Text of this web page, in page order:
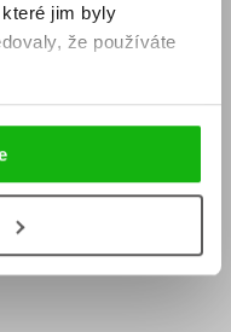
jim byly
že používáte
poukazy
program
Albatros Media